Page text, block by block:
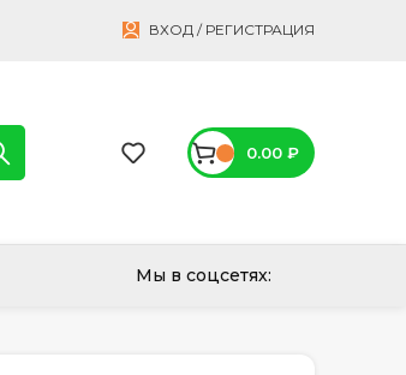
ВХОД / РЕГИСТРАЦИЯ
0.00 ₽
Мы в соцсетях: